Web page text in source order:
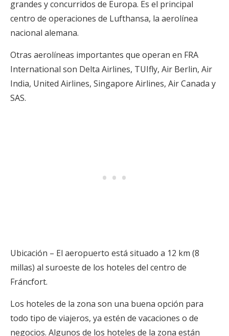
grandes y concurridos de Europa. Es el principal
centro de operaciones de Lufthansa, la aerolínea
nacional alemana.
Otras aerolíneas importantes que operan en FRA
International son Delta Airlines, TUIfly, Air Berlin, Air
India, United Airlines, Singapore Airlines, Air Canada y
SAS.
Ubicación – El aeropuerto está situado a 12 km (8
millas) al suroeste de los hoteles del centro de
Fráncfort.
Los hoteles de la zona son una buena opción para
todo tipo de viajeros, ya estén de vacaciones o de
negocios. Algunos de los hoteles de la zona están